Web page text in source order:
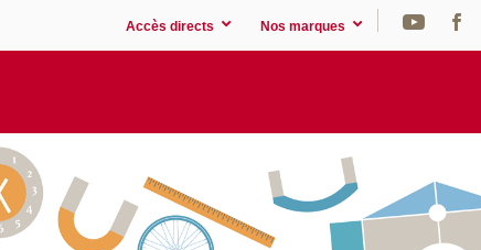
Accès directs Nos marques